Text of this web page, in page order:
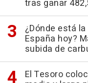
tras ganar
¿Dónde está
España hoy?
subida de
El Tesoro